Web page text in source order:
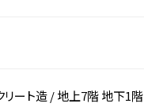
ート造/地上7階地下1階